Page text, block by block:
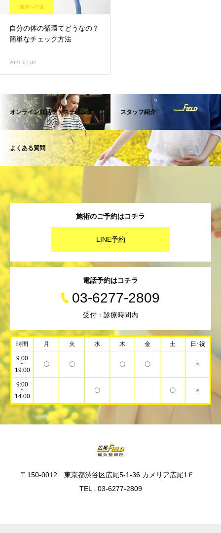
健康への道
自分の体の循環てどうなの？
簡単なチェック方法
2021.07.02
オンライン妊活ファスティング スタッフ紹介
よくある質問
施術のご予約はコチラ
LINE予約
電話予約はコチラ
03-6277-2809
受付：診療時間内
時間 月 火 水 木 金 土 日･祝
9:00
~
19:00
〇 〇 〇 〇 ×
9:00
~
14:00
〇 〇 ×
〒150-0012 東京都渋谷区広尾5-1-36 カメリア広尾1Ｆ
TEL . 03-6277-2809